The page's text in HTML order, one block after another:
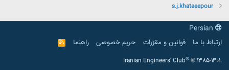
s.j.khataeepour
ارتباط با ما
قوانین و مقرّرات حریم خصوصی راهنما
R
S
Iranian Engineers' Club® © 1385-1401.